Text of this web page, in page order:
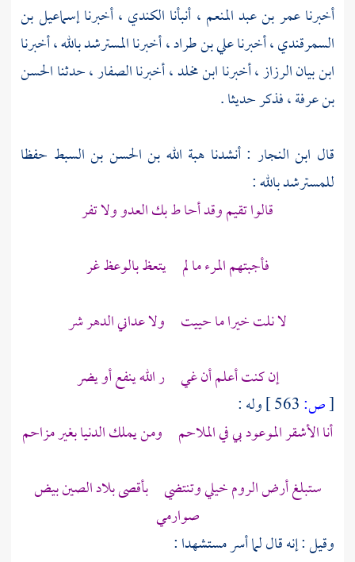
أخبرناعمر بن عبد المنعم ، أنبأنا الكندي ، أخبرناإسماعيل بن
السمرقندي، أخبرناعلي بن طراد، أخبرناالمسترشد بالله، أخبرنا
ابن بيان الرزاز، أخبرناابن مخلد، أخبرناالصفار، حدثناالحسن
بن عرفة، فذكر حديثا .
قال ابن النجار : أنشدنا هبة الله بن الحسن بن السبط حفظا
للمسترشد بالله:
قالوا تقيم وقد أحا ط بك العدو ولا تفر
فأجبتهم المرء ما لم يتعظ بالوعظ غر
لا نلت خيرا ما حييت ولا عداني الدهر شر
إن كنت أعلم أن غي ر الله ينفع أو يضر
[ص:
وله :
أنا الأشقر الموعود بي في الملاحم ومن يملك الدنيا بغير مزاحم
ستبلغ أرض الروم خيلي وتنتضي بأقصىبلاد الصينبيض
صوارمي
وقيل : إنه قال لما أسر مستشهدا :